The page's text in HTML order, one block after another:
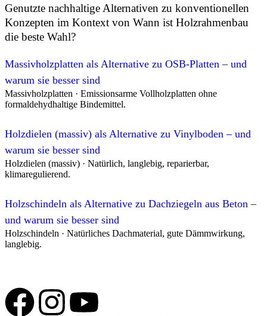
Holzbauweisen
Holzbauweisen nutzen die Bandbreite des Holzbaus – vom
Massivholz – um klimaschonende, vorgefertigte und gesunde
Brettstapelbau
Brettstapelbau beschreibt konstruktive Holzsysteme, die
Ressourcenschonung im Holzbau verbinden.
Spreeplan-Projekte im Bereich Wann ist Holzrahmenbau
Sanierung und behutsamer Umbau eines historischen
einem barrierefreien Dorfgemeinschaftshaus mit Mehrzweckraum,
Einsatz ökologischer Baustoffe, Erhalt der Bausubstanz und
Genutzte nachhaltige Alternativen zu konventionellen
Konzepten im Kontext von Wann ist Holzrahmenbau
die beste Wahl?
Massivholzplatten als Alternative zu OSB-Platten – und
warum sie besser sind
Massivholzplatten · Emissionsarme Vollholzplatten ohne
formaldehydhaltige Bindemittel.
Holzdielen (massiv) als Alternative zu Vinylboden – und
warum sie besser sind
Holzdielen (massiv) · Natürlich, langlebig, reparierbar,
klimaregulierend.
Holzschindeln als Alternative zu Dachziegeln aus Beton –
und warum sie besser sind
Holzschindeln · Natürliches Dachmaterial, gute Dämmwirkung,
langlebig.